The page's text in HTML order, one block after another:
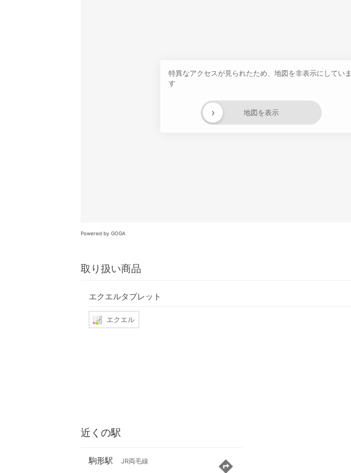
特異なアクセスが見られたため、地図を非表示にしていま
す
地図を表示
›
Powered by GOGA
取り扱い商品
エクエルタブレット
エクエル
近くの駅
駒形駅 JR両毛線